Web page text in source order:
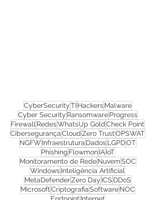
redes sociais!
CyberSecurityTIHackersMalware
Cyber SecurityRansomwareProgress
FirewallRedesWhatsUp GoldCheck Point
CibersegurançaCloudZero TrustOPSWAT
NGFWInfraestruturaDadosLGPDOT
PhishingFlowmonIAIoT